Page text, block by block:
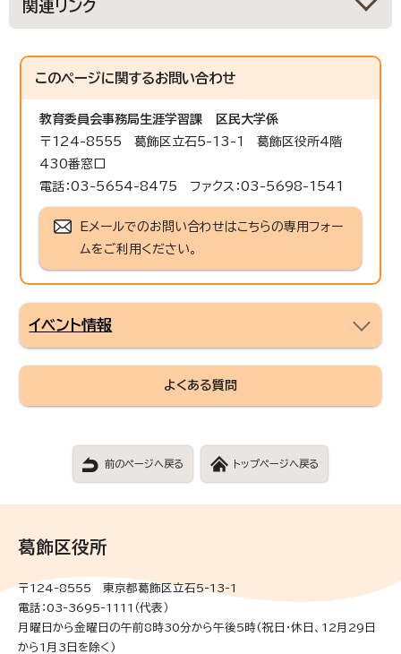
関連リンク
このページに関するお問い合わせ
教育委員会事務局生涯学習課
区民大学係
〒124-8555 葛飾区立石5-13-1 葛飾区役所4階
430番窓口
電話：03-5654-8475 ファクス：03-5698-1541
Eメールでのお問い合わせはこちらの専用フォー
ムをご利用ください。
イベント情報
よくある質問
前のページへ戻る トップページへ戻る
葛飾区役所
〒124-8555 東京都葛飾区立石5-13-1
電話：03-3695-1111（代表）
月曜日から金曜日の午前8時30分から午後5時(祝日・休日、12月29日
から1月3日を除く)